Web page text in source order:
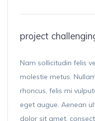
project
Nam sollicitudin felis
molestie metus.
rhoncus, felis mi
eget augue. Aenean
dolor sit amet,